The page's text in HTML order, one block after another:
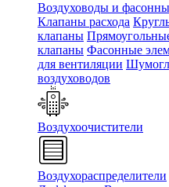
Воздуховоды и
Клапаны расхода
клапаны
клапаны Фасонные
для вентиляции
воздуховодов
Воздухоочистители
Воздухораспределители